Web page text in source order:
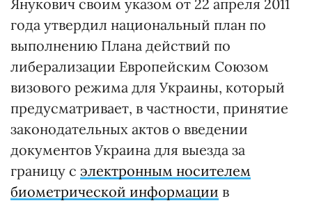
Янукович своим указом от 22 апреля 2011
года утвердил национальный план по
выполнению Плана действий по
либерализации Европейским Союзом
визового режима для Украины, который
предусматривает, в частности, принятие
законодательных актов о введении
документов Украина для выезда за
границу с электронным носителем
биометрической информации в